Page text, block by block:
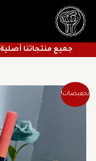
المحتوى
جميع منتجاتنا أصلية 100% ومن مصادرها الرسمية
تخفيضات!
السعر
الأصلي
هو:
12 ج.م.